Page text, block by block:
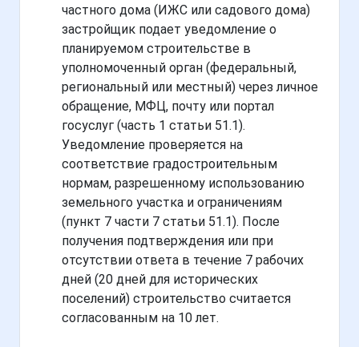
частного дома (ИЖС или садового дома)
застройщик подает уведомление о
планируемом строительстве в
уполномоченный орган (федеральный,
региональный или местный) через личное
обращение, МФЦ, почту или портал
госуслуг (часть 1 статьи 51.1).
Уведомление проверяется на
соответствие градостроительным
нормам, разрешенному использованию
земельного участка и ограничениям
(пункт 7 части 7 статьи 51.1). После
получения подтверждения или при
отсутствии ответа в течение 7 рабочих
дней (20 дней для исторических
поселений) строительство считается
согласованным на 10 лет.